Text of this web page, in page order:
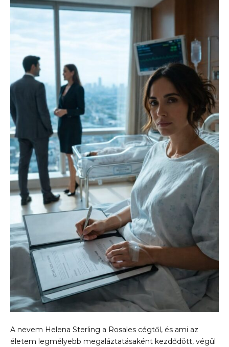
A nevem Helena Sterling a Rosales cégtől, és ami az
életem legmélyebb megaláztatásaként kezdődött, végül